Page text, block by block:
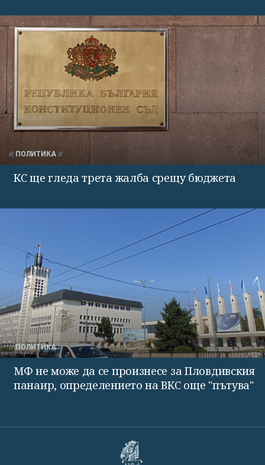
ПОЛИТИКА
КС ще гледа трета жалба срещу бюджета
ПОЛИТИКА
МФ не може да се произнесе за Пловдивския
панаир, определението на ВКС още "пътува"